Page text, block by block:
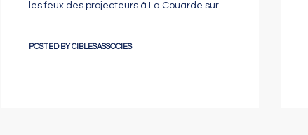
les feux des projecteurs à La Couarde sur…
POSTED BYCIBLESASSOCIES